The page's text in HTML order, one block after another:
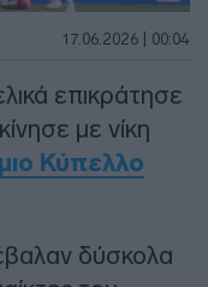
17.06.2026 | 00:04
επικράτησε
με νίκη
Κύπελλο
δύσκολα